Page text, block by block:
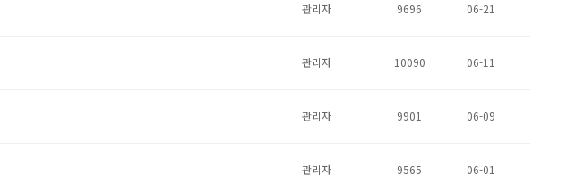
관리자 9696 06-21
관리자 10090 06-11
관리자 9901 06-09
관리자 9565 06-01